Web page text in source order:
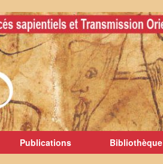
Publications Bibliothèque